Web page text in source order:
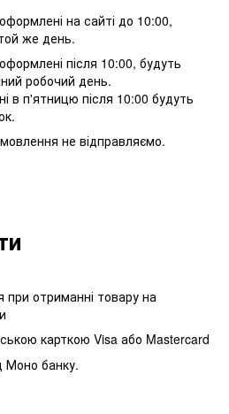
на сайті до 10:00,
же день.
після 10:00, будуть
робочий день.
в п'ятницю після 10:00 будуть
не відправляємо.
отриманні товару на
карткою Visa або Mastercard
Моно банку.